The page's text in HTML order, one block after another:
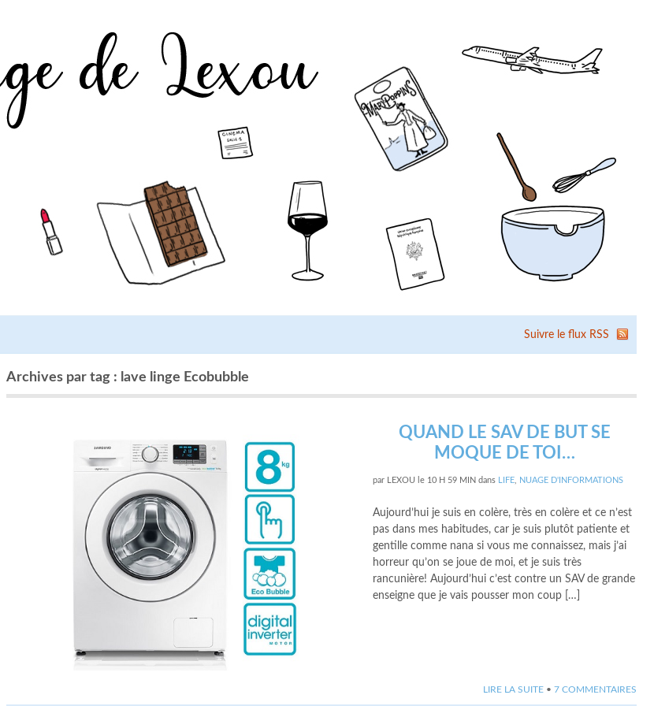
Suivre le flux RSS
Archives par tag : lave linge Ecobubble
QUAND LE SAV DE BUT SE
MOQUE DE TOI…
par LEXOU le 10 H 59 MIN dans LIFE NUAGE D'INFORMATIONS
Aujourd’hui je suis en colère, très en colère et ce n’est
pas dans mes habitudes, car je suis plutôt patiente et
gentille comme nana si vous me connaissez, mais j’ai
horreur qu’on se joue de moi, et je suis très
rancunière! Aujourd’hui c’est contre un SAV de grande
enseigne que je vais pousser mon coup […]
LIRE LA SUITE • 7 COMMENTAIRES